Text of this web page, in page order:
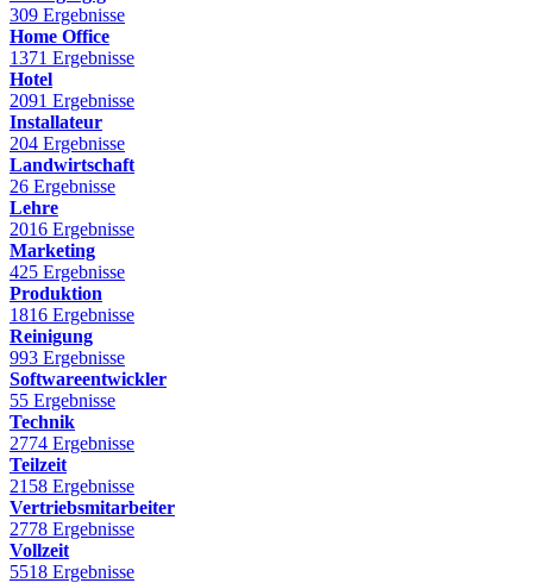
309 Ergebnisse
Home Office
1371 Ergebnisse
Hotel
2091 Ergebnisse
Installateur
204 Ergebnisse
Landwirtschaft
26 Ergebnisse
Lehre
2016 Ergebnisse
Marketing
425 Ergebnisse
Produktion
1816 Ergebnisse
Reinigung
993 Ergebnisse
Softwareentwickler
55 Ergebnisse
Technik
2774 Ergebnisse
Teilzeit
2158 Ergebnisse
Vertriebsmitarbeiter
2778 Ergebnisse
Vollzeit
5518 Ergebnisse